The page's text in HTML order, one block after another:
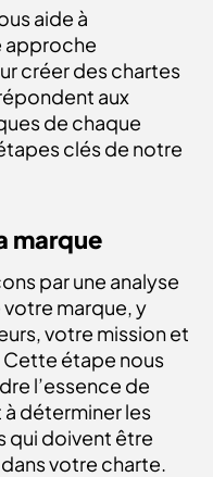
aide à
approche
créer des chartes
aux
de chaque
clés de notre
marque
par une analyse
marque, y
votre mission et
étape nous
l’essence de
déterminer les
qui doivent être
votre charte.